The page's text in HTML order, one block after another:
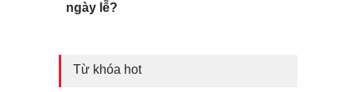
ngày lễ?
Từ khóa hot